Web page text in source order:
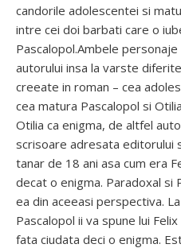
candorile adolescentei si
intre cei doi barbati care o
Pascalopol.Ambele
autorului insa la varste
creeate in roman – cea
cea matura Pascalopol si
Otilia ca enigma, de altfel
scrisoare adresata editorului
tanar de 18 ani asa cum era
decat o enigma. Paradoxal si
ea din aceeasi perspectiva.
Pascalopol ii va spune lui
fata ciudata deci o enigma.